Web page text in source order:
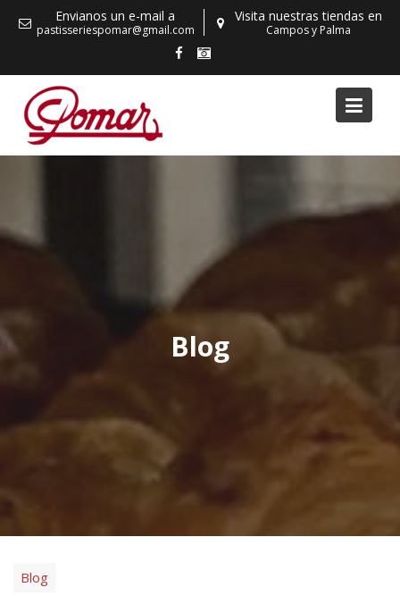
Envianos un e-mail a
pastisseriespomar@gmail.com
Visita nuestras tiendas en
Campos y Palma
Blog
Blog